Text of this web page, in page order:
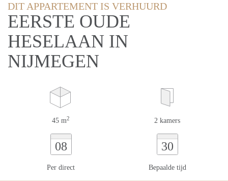
DIT APPARTEMENT IS VERHUURD
EERSTE OUDE
HESELAAN IN
NIJMEGEN
45 m2 2 kamers
08
Per direct
30
Bepaalde tijd